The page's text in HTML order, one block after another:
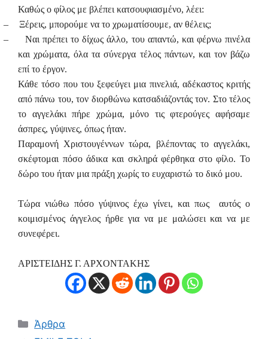
Καθώς ο φίλος με βλέπει κατσουφιασμένο, λέει:
–
Ξέρεις, μπορούμε να το χρωματίσουμε, αν θέλεις;
–
Ναι πρέπει το δίχως άλλο, του απαντώ, και φέρνω πινέλα
και χρώματα, όλα τα σύνεργα τέλος πάντων, και τον βάζω
επί το έργον.
Κάθε τόσο που του ξεφεύγει μια πινελιά, αδέκαστος κριτής
από πάνω του, τον διορθώνω κατσαδιάζοντάς τον. Στο τέλος
το αγγελάκι πήρε χρώμα, μόνο τις φτερούγες αφήσαμε
άσπρες, γύψινες, όπως ήταν.
Παραμονή Χριστουγέννων τώρα, βλέποντας το αγγελάκι,
σκέφτομαι πόσο άδικα και σκληρά φέρθηκα στο φίλο. Το
δώρο του ήταν μια πράξη χωρίς το ευχαριστώ το δικό μου.
Τώρα νιώθω πόσο γύψινος έχω γίνει, και πως αυτός ο
κοιμισμένος άγγελος ήρθε για να με μαλώσει και να με
συνεφέρει.
ΑΡΙΣΤΕΙΔΗΣ Γ. ΑΡΧΟΝΤΑΚΗΣ
Κατηγορίες
Άρθρα